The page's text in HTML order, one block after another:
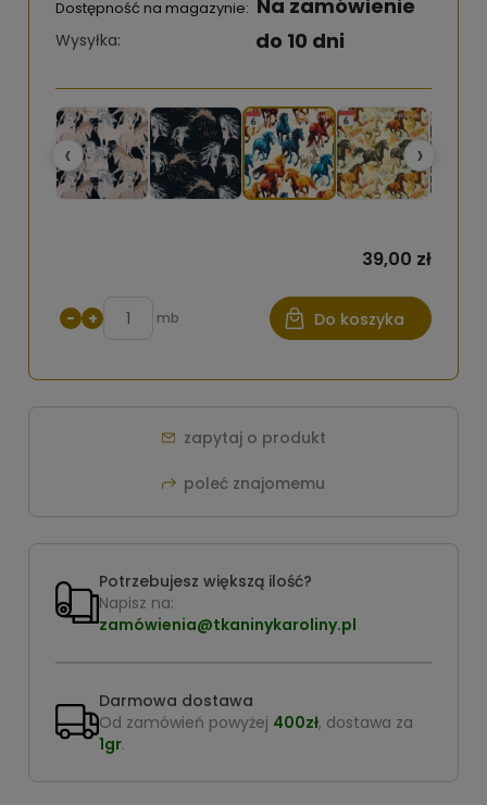
Dostępność na magazynie: Na zamówienie
Wysyłka: do 10 dni
‹ ›
39,00 zł
− + mb Do koszyka
zapytaj o produkt
poleć znajomemu
Potrzebujesz większą ilość?
Napisz na:
zamówienia@tkaninykaroliny.pl
Darmowa dostawa
Od zamówień powyżej 400zł, dostawa za
1gr.